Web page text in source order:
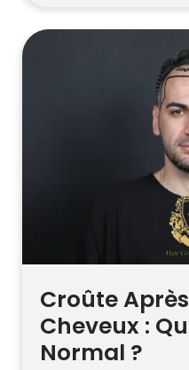
clarifiants. Peut-
réduit un jour sur
cuir chevelu fait
plupart des
Croûte
Cheveux :
Normal ?